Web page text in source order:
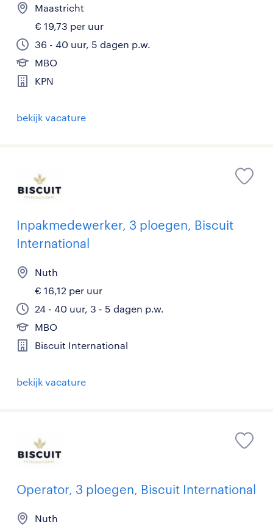
Maastricht
€ 19,73 per uur
36 - 40 uur, 5 dagen p.w.
MBO
KPN
bekijk vacature
Inpakmedewerker, 3 ploegen, Biscuit
International
Nuth
€ 16,12 per uur
24 - 40 uur, 3 - 5 dagen p.w.
MBO
Biscuit International
bekijk vacature
Operator, 3 ploegen, Biscuit International
Nuth